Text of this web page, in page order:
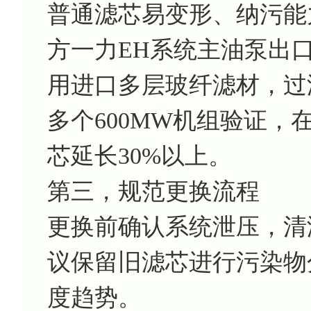
普通滤芯易变形、纳污
方一力EH系统主油泵出
用进口多层玻纤滤材，
多个600MW机组验证，
芯延长30%以上。
第三，规范更换流程
更换前确认系统泄压，
议保留旧滤芯进行污染
度趋势。